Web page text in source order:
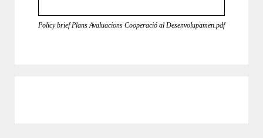
Policy brief Plans Avaluacions Cooperació al Desenvolupamen.pdf